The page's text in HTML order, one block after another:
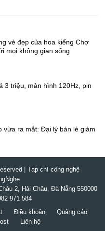
vẻ đẹp của hoa kiểng Chợ
mọi không gian sống
3 triệu, màn hình 120Hz, pin
vừa ra mắt: Đại lý bán lẻ giảm
| Tạp chí công nghệ
2, Hải Châu, Đà Nẵng 550000
971 584
Điều khoản
Quảng cáo
Liên hệ